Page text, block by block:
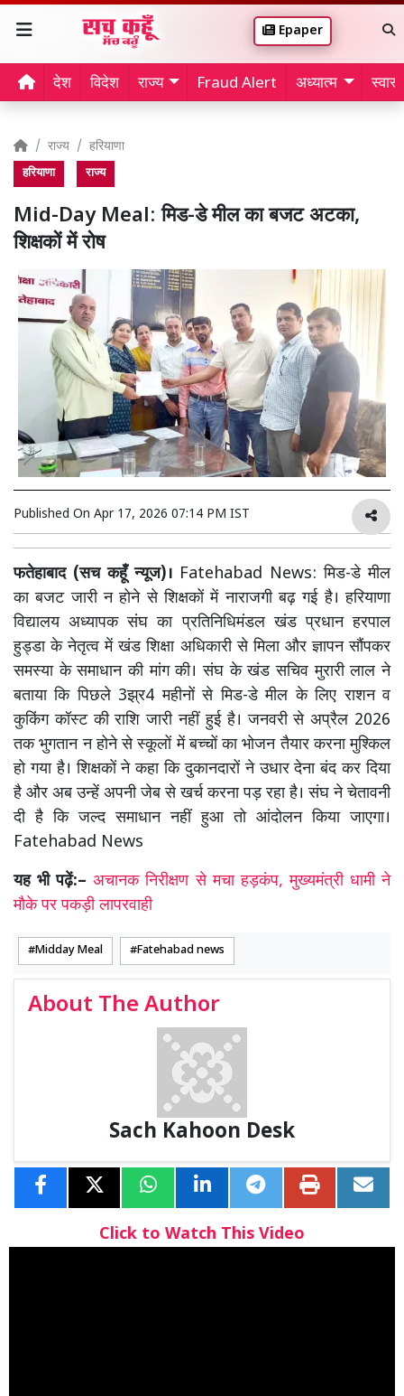
Epaper
देश विदेश राज्य Fraud Alert अध्यात्म
राज्य हरियाणा
हरियाणा राज्य
Mid-Day Meal: मिड-डे मील का बजट अटका,
शिक्षकों में रोष
Published On Apr 17, 2026 07:14 PM IST
फतेहाबाद (सच कहूँ न्यूज)। Fatehabad News: मिड-डे मील
का बजट जारी न होने से शिक्षकों में नाराजगी बढ़ गई है। हरियाणा
विद्यालय अध्यापक संघ का प्रतिनिधिमंडल खंड प्रधान हरपाल
हुड्डा के नेतृत्व में खंड शिक्षा अधिकारी से मिला और ज्ञापन सौंपकर
समस्या के समाधान की मांग की। संघ के खंड सचिव मुरारी लाल ने
बताया कि पिछले 3झ्र4 महीनों से मिड-डे मील के लिए राशन व
कुकिंग कॉस्ट की राशि जारी नहीं हुई है। जनवरी से अप्रैल 2026
तक भुगतान न होने से स्कूलों में बच्चों का भोजन तैयार करना मुश्किल
हो गया है। शिक्षकों ने कहा कि दुकानदारों ने उधार देना बंद कर दिया
है और अब उन्हें अपनी जेब से खर्च करना पड़ रहा है। संघ ने चेतावनी
दी है कि जल्द समाधान नहीं हुआ तो आंदोलन किया जाएगा।
Fatehabad News
यह भी पढ़ें:–अचानक निरीक्षण से मचा हड़कंप, मुख्यमंत्री धामी ने
मौके पर पकड़ी लापरवाही
Midday Meal Fatehabad news
About The Author
Sach Kahoon Desk
Click to Watch This Video